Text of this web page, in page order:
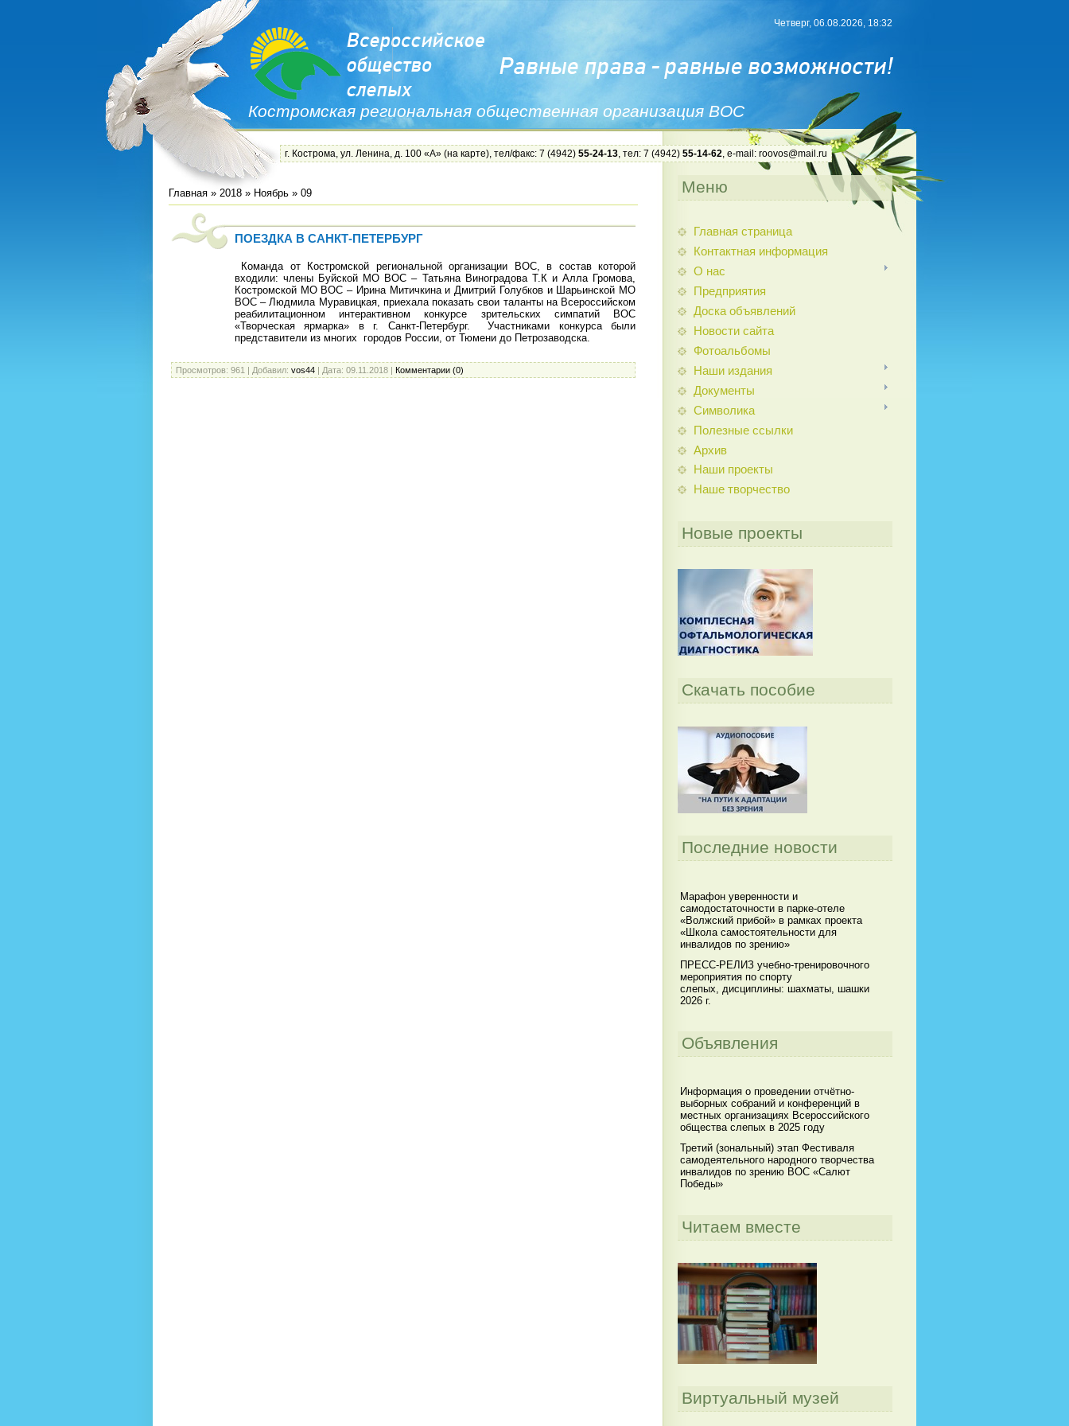
Костромская региональная общественная организация ВОС
Четверг, 06.08.2026, 18:32
г. Кострома, ул. Ленина, д. 100 «А» (на карте), тел/факс: 7 (4942) 55-24-13, тел: 7 (4942) 55-14-62, e-mail: roovos@mail.ru
Главная » 2018 » Ноябрь » 09
ПОЕЗДКА В САНКТ-ПЕТЕРБУРГ
Команда от Костромской региональной организации ВОС, в состав которой
входили: члены Буйской МО ВОС – Татьяна Виноградова Т.К и Алла Громова,
Костромской МО ВОС – Ирина Митичкина и Дмитрий Голубков и Шарьинской МО
ВОС – Людмила Муравицкая, приехала показать свои таланты на Всероссийском
реабилитационном интерактивном конкурсе зрительских симпатий ВОС
«Творческая ярмарка» в г. Санкт-Петербург. Участниками конкурса были
представители из многих городов России, от Тюмени до Петрозаводска.
Просмотров: 961 | Добавил: vos44 | Дата: 09.11.2018 | Комментарии (0)
Меню
Главная страница
Контактная информация
О нас
Предприятия
Доска объявлений
Новости сайта
Фотоальбомы
Наши издания
Документы
Символика
Полезные ссылки
Архив
Наши проекты
Наше творчество
Новые проекты
Скачать пособие
Последние новости
Марафон уверенности и
самодостаточности в парке-отеле
«Волжский прибой» в рамках проекта
«Школа самостоятельности для
инвалидов по зрению»
ПРЕСС-РЕЛИЗ учебно-тренировочного
мероприятия по спорту
слепых, дисциплины: шахматы, шашки
2026 г.
Объявления
Информация о проведении отчётно-
выборных собраний и конференций в
местных организациях Всероссийского
общества слепых в 2025 году
Третий (зональный) этап Фестиваля
самодеятельного народного творчества
инвалидов по зрению ВОС «Салют
Победы»
Читаем вместе
Виртуальный музей